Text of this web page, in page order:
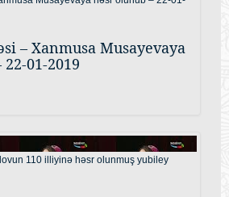
– Xanmusa Musayevaya
01-2019